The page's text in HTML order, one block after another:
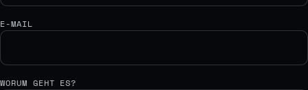
E-MAIL
WORUM GEHT ES?